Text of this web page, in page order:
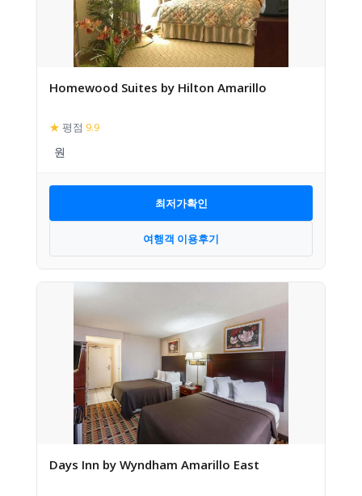
Homewood Suites by Hilton Amarillo
★ 평점 9.9
최저가확인
여행객 이용후기
Days Inn by Wyndham Amarillo East